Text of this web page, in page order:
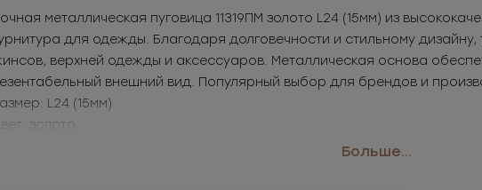
металлическая пуговица 11319ПМ золото L24 (15мм) из
для одежды. Благодаря долговечности и стильному дизайну,
верхней одежды и аксессуаров. Металлическая основа
внешний вид. Популярный выбор для брендов и
L24 (15мм)
золото
Больше...